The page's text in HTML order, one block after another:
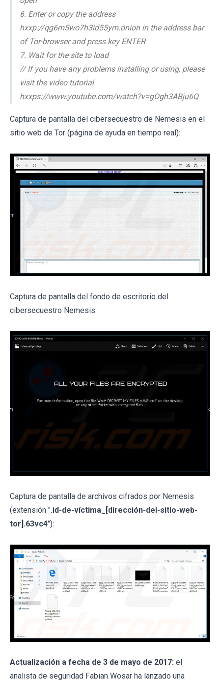
6. Enter or copy the address
hxxp://qg6m5wo7h3id55ym.onion in the address bar
of Tor-browser and press key ENTER
7. Wait for the site to load
// If you have any problems installing or using, please
visit the video tutorial
hxxps://www.youtube.com/watch?v=gOgh3ABju6Q
Captura de pantalla del cibersecuestro de Nemesis en el
sitio web de Tor (página de ayuda en tiempo real):
Captura de pantalla del fondo de escritorio del
cibersecuestro Nemesis:
Captura de pantalla de archivos cifrados por Nemesis
(extensión ".id-de-víctima_[dirección-del-sitio-web-
tor].63vc4"):
Actualización a fecha de 3 de mayo de 2017: el
analista de seguridad Fabian Wosar ha lanzado una